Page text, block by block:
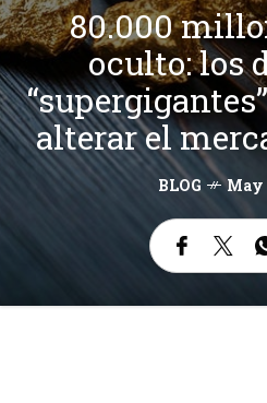
80.000
oculto: los
alterar el
BLOG May